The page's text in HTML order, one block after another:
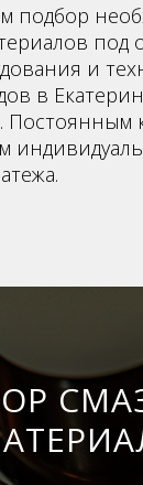
подбор
под
и
в
Постоянным